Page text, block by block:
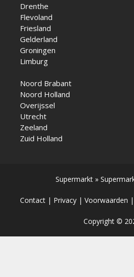
Drenthe
Flevoland
Friesland
Gelderland
Groningen
Limburg
Noord Brabant
Noord Holland
Overijssel
Utrecht
Zeeland
Zuid Holland
Supermarkt »
Contact| Privacy| Voorwaarden |
Copyright ©